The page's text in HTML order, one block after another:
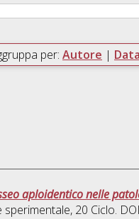
per: Autore |
aploidentico nelle
sperimentale, 20 Ciclo.